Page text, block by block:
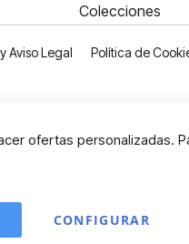
Colecciones
Aviso Legal Política de
ofertas personalizadas.
CONFIGURAR